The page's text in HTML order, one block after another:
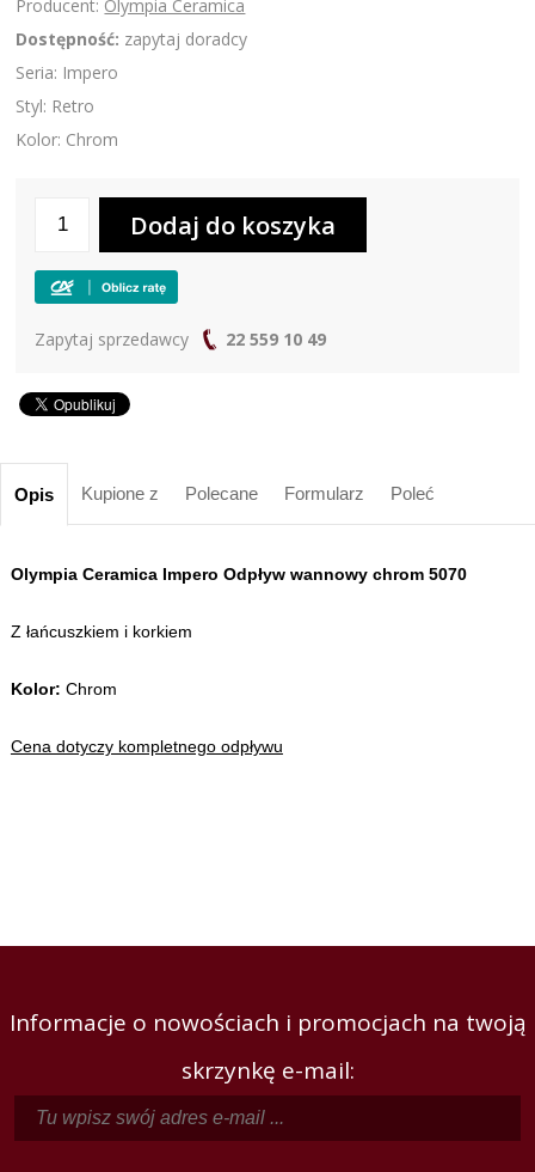
Producent: Olympia Ceramica
Dostępność: zapytaj doradcy
Seria: Impero
Styl: Retro
Kolor: Chrom
Zapytaj sprzedawcy 22 559 10 49
Opis Kupione z Polecane Formularz Poleć
Olympia Ceramica Impero Odpływ wannowy chrom 5070
Z łańcuszkiem i korkiem
Kolor: Chrom
Cena dotyczy kompletnego odpływu
Informacje o nowościach i promocjach na twoją
skrzynkę e-mail: